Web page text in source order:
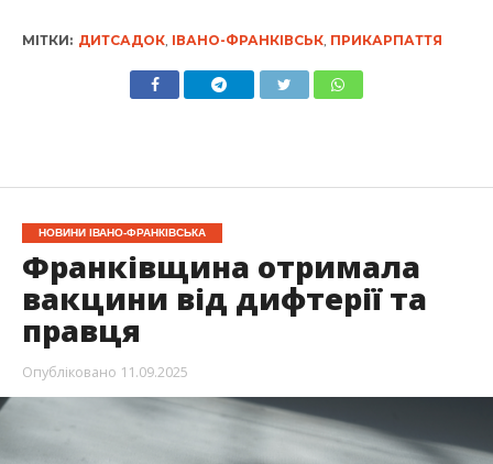
МІТКИ: ДИТСАДОК, ІВАНО-ФРАНКІВСЬК, ПРИКАРПАТТЯ
НОВИНИ ІВАНО-ФРАНКІВСЬКА
Франківщина отримала
вакцини від дифтерії та
правця
Опубліковано 11.09.2025